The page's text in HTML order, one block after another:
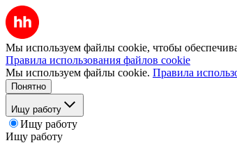
Мы используем файлы cookie, чтобы
Правила использования файлов cookie
Мы используем файлы cookie. Правила
Понятно
Ищу работу
Ищу работу
Ищу работу